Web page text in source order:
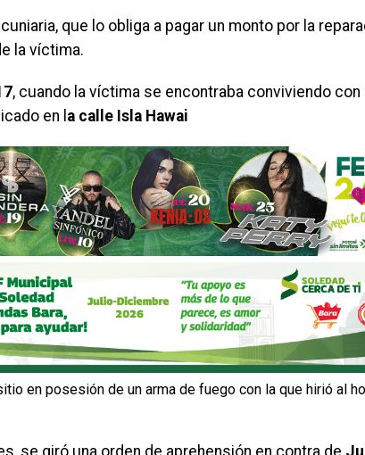
que lo obliga a pagar un monto por la
la víctima.
, cuando la víctima se encontraba conviviendo con
en l a calle Isla Hawai
en posesión de un arma de fuego con la que hirió al
se giró una orden de aprehensión en contra de